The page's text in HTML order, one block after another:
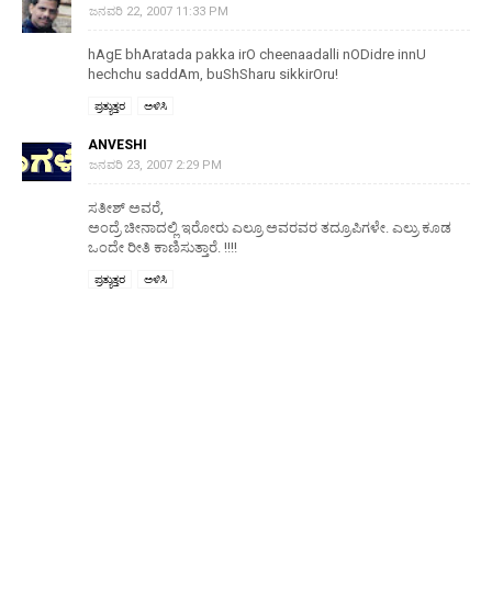
ಜನವರಿ 22, 2007 11:33 PM
hAgE bhAratada pakka irO cheenaadalli nODidre innU
hechchu saddAm, buShSharu sikkirOru!
ಪ್ರತ್ಯುತ್ತರ ಅಳಿಸಿ
ANVESHI
ಜನವರಿ 23, 2007 2:29 PM
ಸತೀಶ್ ಅವರೆ,
ಅಂದ್ರೆ ಚೀನಾದಲ್ಲಿ ಇರೋರು ಎಲ್ರೂ ಅವರವರ ತದ್ರೂಪಿಗಳೇ. ಎಲ್ರು ಕೂಡ
ಒಂದೇ ರೀತಿ ಕಾಣಿಸುತ್ತಾರೆ. !!!!
ಪ್ರತ್ಯುತ್ತರ ಅಳಿಸಿ